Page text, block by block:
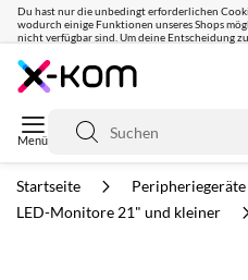
Du hast nur die unbedingt erforderlichen
wodurch einige Funktionen unseres Shops
nicht verfügbar sind. Um deine Entscheidung
Seit 8
Suche
Startseite Peripheriegeräte
LED-Monitore 21" und kleiner